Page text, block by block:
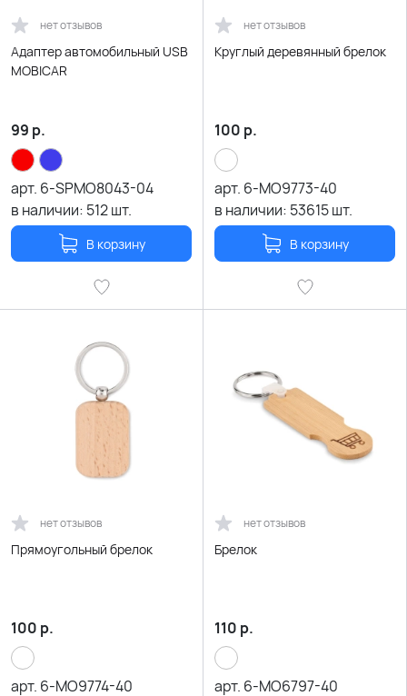
нет отзывов
Адаптер автомобильный USB
MOBICAR
99 р.
арт. 6-SPMO8043-04
в наличии: 512шт.
В корзину
нет отзывов
Круглый деревянный брелок
100 р.
арт. 6-MO9773-40
в наличии: 53615шт.
В корзину
нет отзывов
Прямоугольный брелок
100 р.
арт. 6-MO9774-40
нет отзывов
Брелок
110 р.
арт. 6-MO6797-40